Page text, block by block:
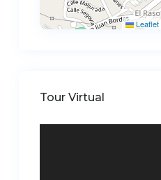
Leaflet
Tour Virtual